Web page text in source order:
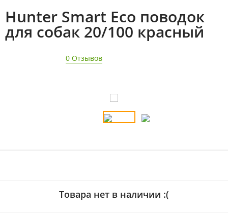
Hunter Smart Eco поводок
для собак 20/100 красный
0 Отзывов
Товара нет в наличии :(